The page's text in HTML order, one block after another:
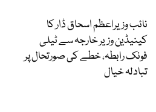
نائب وزیراعظم اسحاق ڈار کا
کینیڈین وزیر خارجہ سے ٹیلی
فونک رابطہ، خطے کی صورتحال پر
تبادلہ خیال